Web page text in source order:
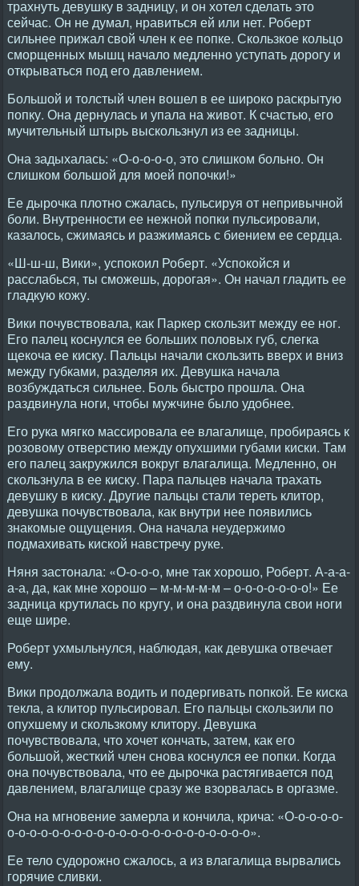
трахнуть девушку в задницу, и он хотел сделать это
сейчас. Он не думал, нравиться ей или нет. Роберт
сильнее прижал свой член к ее попке. Скользкое кольцо
сморщенных мышц начало медленно уступать дорогу и
открываться под его давлением.
Большой и толстый член вошел в ее широко раскрытую
попку. Она дернулась и упала на живот. К счастью, его
мучительный штырь выскользнул из ее задницы.
Она задыхалась: «О-о-о-о-о, это слишком больно. Он
слишком большой для моей попочки!»
Ее дырочка плотно сжалась, пульсируя от непривычной
боли. Внутренности ее нежной попки пульсировали,
казалось, сжимаясь и разжимаясь с биением ее сердца.
«Ш-ш-ш, Вики», успокоил Роберт. «Успокойся и
расслабься, ты сможешь, дорогая». Он начал гладить ее
гладкую кожу.
Вики почувствовала, как Паркер скользит между ее ног.
Его палец коснулся ее больших половых губ, слегка
щекоча ее киску. Пальцы начали скользить вверх и вниз
между губками, разделяя их. Девушка начала
возбуждаться сильнее. Боль быстро прошла. Она
раздвинула ноги, чтобы мужчине было удобнее.
Его рука мягко массировала ее влагалище, пробираясь к
розовому отверстию между опухшими губами киски. Там
его палец закружился вокруг влагалища. Медленно, он
скользнула в ее киску. Пара пальцев начала трахать
девушку в киску. Другие пальцы стали тереть клитор,
девушка почувствовала, как внутри нее появились
знакомые ощущения. Она начала неудержимо
подмахивать киской навстречу руке.
Няня застонала: «О-о-о-о, мне так хорошо, Роберт. А-а-а-
а-а, да, как мне хорошо – м-м-м-м-м – о-о-о-о-о-о-о!» Ее
задница крутилась по кругу, и она раздвинула свои ноги
еще шире.
Роберт ухмыльнулся, наблюдая, как девушка отвечает
ему.
Вики продолжала водить и подергивать попкой. Ее киска
текла, а клитор пульсировал. Его пальцы скользили по
опухшему и скользкому клитору. Девушка
почувствовала, что хочет кончать, затем, как его
большой, жесткий член снова коснулся ее попки. Когда
она почувствовала, что ее дырочка растягивается под
давлением, влагалище сразу же взорвалась в оргазме.
Она на мгновение замерла и кончила, крича: «О-о-о-о-о-
о-о-о-о-о-о-о-о-о-о-о-о-о-о-о-о-о-о-о-о-о-о».
Ее тело судорожно сжалось, а из влагалища вырвались
горячие сливки.